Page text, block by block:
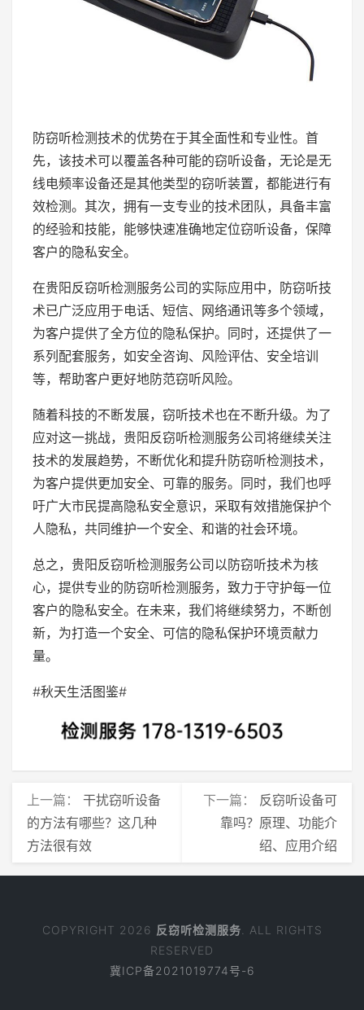
防窃听检测技术的优势在于其全面性和专业性。首
先，该技术可以覆盖各种可能的窃听设备，无论是无
线电频率设备还是其他类型的窃听装置，都能进行有
效检测。其次，拥有一支专业的技术团队，具备丰富
的经验和技能，能够快速准确地定位窃听设备，保障
客户的隐私安全。
在贵阳反窃听检测服务公司的实际应用中，防窃听技
术已广泛应用于电话、短信、网络通讯等多个领域，
为客户提供了全方位的隐私保护。同时，还提供了一
系列配套服务，如安全咨询、风险评估、安全培训
等，帮助客户更好地防范窃听风险。
随着科技的不断发展，窃听技术也在不断升级。为了
应对这一挑战，贵阳反窃听检测服务公司将继续关注
技术的发展趋势，不断优化和提升防窃听检测技术，
为客户提供更加安全、可靠的服务。同时，我们也呼
吁广大市民提高隐私安全意识，采取有效措施保护个
人隐私，共同维护一个安全、和谐的社会环境。
总之，贵阳反窃听检测服务公司以防窃听技术为核
心，提供专业的防窃听检测服务，致力于守护每一位
客户的隐私安全。在未来，我们将继续努力，不断创
新，为打造一个安全、可信的隐私保护环境贡献力
量。
#秋天生活图鉴#
上一篇： 干扰窃听设备
的方法有哪些？这几种
方法很有效
下一篇： 反窃听设备可
靠吗？原理、功能介
绍、应用介绍
COPYRIGHT 2026 反窃听检测服务 . ALL RIGHTS
RESERVED
冀ICP备2021019774号-6